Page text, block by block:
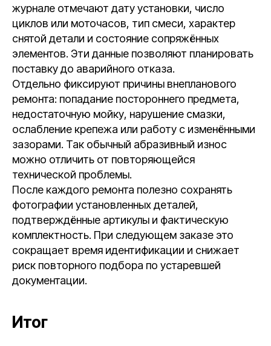
журнале отмечают дату установки, число
циклов или моточасов, тип смеси, характер
снятой детали и состояние сопряжённых
элементов. Эти данные позволяют планировать
поставку до аварийного отказа.
Отдельно фиксируют причины внепланового
ремонта: попадание постороннего предмета,
недостаточную мойку, нарушение смазки,
ослабление крепежа или работу с изменёнными
зазорами. Так обычный абразивный износ
можно отличить от повторяющейся
технической проблемы.
После каждого ремонта полезно сохранять
фотографии установленных деталей,
подтверждённые артикулы и фактическую
комплектность. При следующем заказе это
сокращает время идентификации и снижает
риск повторного подбора по устаревшей
документации.
Итог